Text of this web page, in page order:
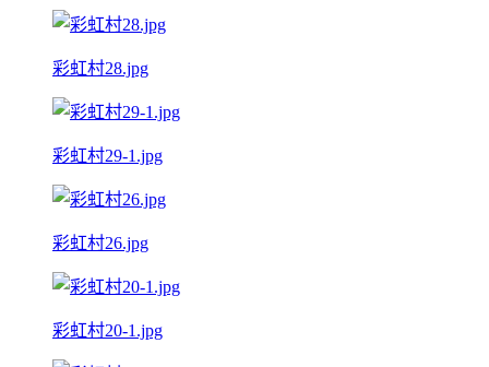
彩虹村28.jpg
彩虹村29-1.jpg
彩虹村26.jpg
彩虹村20-1.jpg